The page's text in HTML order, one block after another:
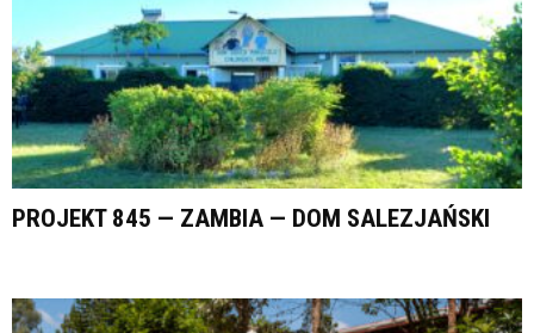
PROJEKT 845 — ZAMBIA — DOM SALEZJAŃSKI